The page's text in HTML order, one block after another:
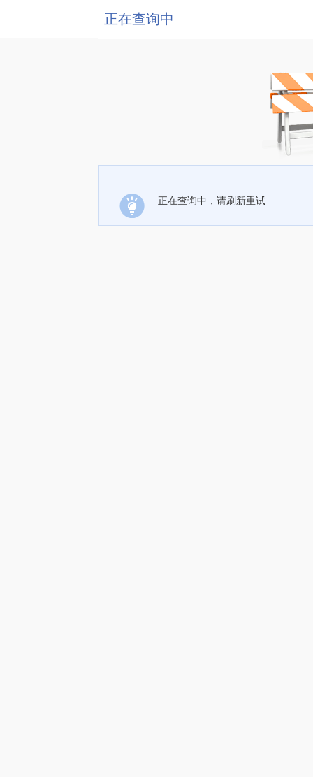
正在查询中
正在查询中，请刷新重试